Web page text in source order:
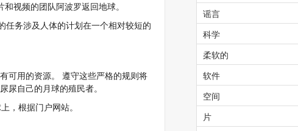
视频的团队阿波罗返回地球。
任务涉及人体的计划在一个相对较短的
可用的资源。 遵守这些严格的规则将
尿自己的月球的殖民者。
，根据门户网站。
谣言
科学
柔软的
软件
空间
片